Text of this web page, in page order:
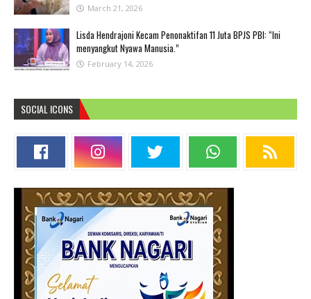
March 21, 2026
Lisda Hendrajoni Kecam Penonaktifan 11 Juta BPJS PBI: “Ini
menyangkut Nyawa Manusia.”
February 14, 2026
SOCIAL ICONS